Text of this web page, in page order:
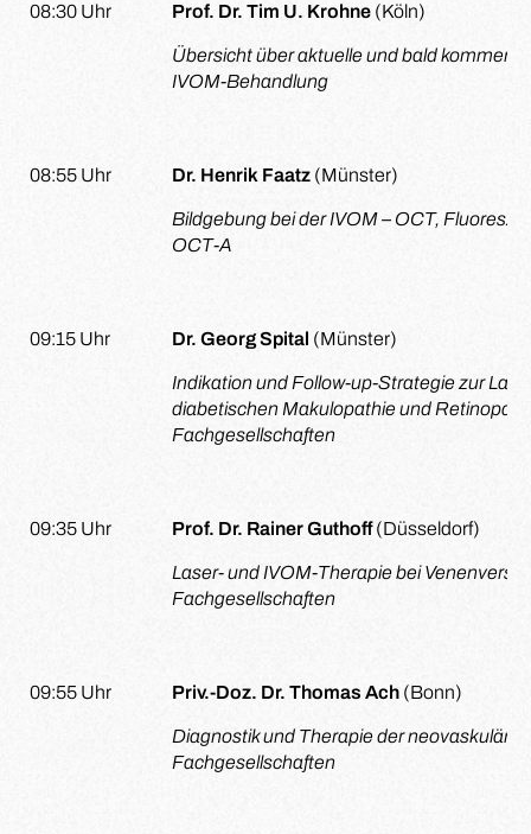
08:30 Uhr
Prof. Dr. Tim U. Krohne (Köln)
Übersicht über aktuelle und bald
IVOM-Behandlung
08:55 Uhr Dr. Henrik Faatz (Münster)
Bildgebung bei der IVOM – OCT,
OCT-A
09:15 Uhr Dr. Georg Spital (Münster)
Indikation und Follow-up-Strategie zur
diabetischen Makulopathie und
Fachgesellschaften
09:35 Uhr Prof. Dr. Rainer Guthoff(Düsseldorf)
Laser- und IVOM-Therapie bei
Fachgesellschaften
09:55 Uhr Priv.-Doz. Dr. Thomas Ach (Bonn)
Diagnostik und Therapie der
Fachgesellschaften